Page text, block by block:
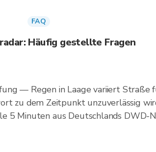
FAQ
Häufig gestellte Fragen
— Regen in Laage variiert Straße
zu dem Zeitpunkt unzuverlässig
5 Minuten aus Deutschlands DWD-